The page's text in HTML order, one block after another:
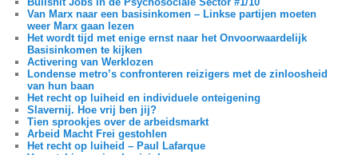
Van Marx naar een basisinkomen – Linkse partijen moeten
weer Marx gaan lezen
Het wordt tijd met enige ernst naar het Onvoorwaardelijk
Basisinkomen te kijken
Activering van Werklozen
Londense metro’s confronteren reizigers met de zinloosheid
van hun baan
Het recht op luiheid en individuele onteigening
Slavernij. Hoe vrij ben jij?
Tien sprookjes over de arbeidsmarkt
Arbeid Macht Frei gestohlen
Het recht op luiheid – Paul Lafarque